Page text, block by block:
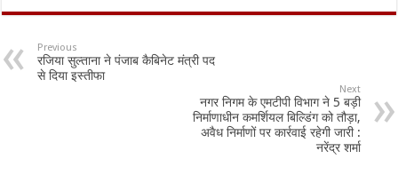
e
b
o
at
sA
p
ai
l
ar
e
Previous
रजिया सुल्ताना ने पंजाब कैबिनेट मंत्री पद
से दिया इस्तीफा
Next
नगर निगम के एमटीपी विभाग ने 5 बड़ी
निर्माणाधीन कमर्शियल बिल्डिंग को तौड़ा,
अवैध निर्माणों पर कार्रवाई रहेगी जारी :
नरेंद्र शर्मा